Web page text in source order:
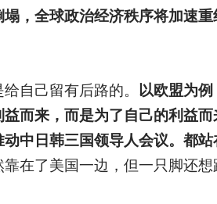
，全球政治经济秩序将加速
自己留有后路的。
以欧盟为
而来，而是为了自己的利益而
中日韩三国领导人会议。都
靠在了美国一边，但一只脚还